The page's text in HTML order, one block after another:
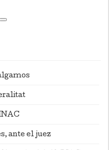
ante el juez